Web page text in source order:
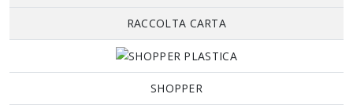
RACCOLTA CARTA
SHOPPER